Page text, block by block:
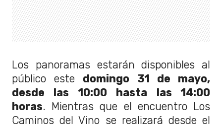
Los panoramas estarán disponibles al
público este domingo 31 de mayo,
desde las 10:00 hasta las 14:00
horas. Mientras que el encuentro Los
Caminos del Vino se realizará desde el